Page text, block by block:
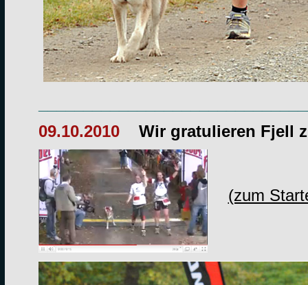
09.10.2010
Wir gratulieren Fjell
(zum